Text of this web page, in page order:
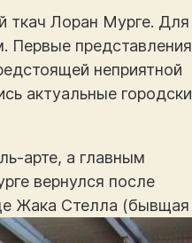
ткач Лоран Мурге. Для
Первые
неприятной
актуальные
арте, а главным
вернулся после
Жака Стелла